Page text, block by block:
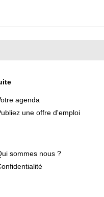
agenda
une offre d'emploi
sommes nous ?